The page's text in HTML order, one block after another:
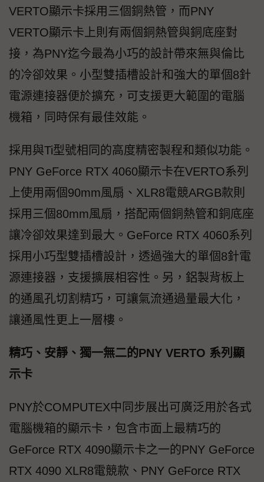
VERTO顯示卡採用三個銅熱管，而PNY
VERTO顯示卡上則有兩個銅熱管與銅底座對
接，為PNY迄今最為小巧的設計帶來無與倫比
的冷卻效果。小型雙插槽設計和強大的單個8針
電源連接器便於擴充，可支援更大範圍的電腦
機箱，同時保有最佳效能。
採用與Ti型號相同的高度精密製程和類似功能。
PNY GeForce RTX 4060顯示卡在VERTO系列
上使用兩個90mm風扇、XLR8電競ARGB款則
採用三個80mm風扇，搭配兩個銅熱管和銅底座
讓冷卻效果達到最大。GeForce RTX 4060系列
採用小巧型雙插槽設計，透過強大的單個8針電
源連接器，支援擴展相容性。另，鋁製背板上
的通風孔切割精巧，可讓氣流通過量最大化，
讓通風性更上一層樓。
精巧、安靜、獨一無二的PNY VERTO 系列顯
示卡
PNY於COMPUTEX中同步展出可廣泛用於各式
電腦機箱的顯示卡，包含市面上最精巧的
GeForce RTX 4090顯示卡之一的PNY GeForce
RTX 4090 XLR8電競款、PNY GeForce RTX